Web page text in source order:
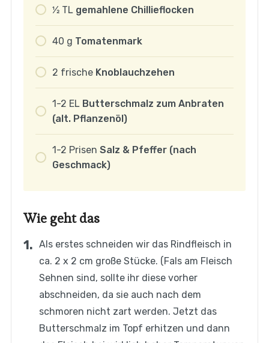
1⁄2 TL gemahlene Chillieflocken
40 g Tomatenmark
2 frische Knoblauchzehen
1-2 EL Butterschmalz zum Anbraten
(alt. Pflanzenöl)
1-2 Prisen Salz & Pfeffer (nach
Geschmack)
Wie geht das
Als erstes schneiden wir das Rindfleisch in
ca. 2 x 2 cm große Stücke. (Fals am Fleisch
Sehnen sind, sollte ihr diese vorher
abschneiden, da sie auch nach dem
schmoren nicht zart werden. Jetzt das
Butterschmalz im Topf erhitzen und dann